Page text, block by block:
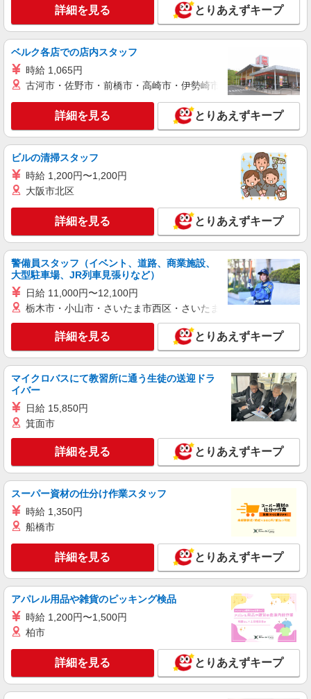
詳細を見る とりあえずキープ
ベルク各店での店内スタッフ
時給 1,065円
古河市・佐野市・前橋市・高崎市・伊勢崎市・太田市・館林市
詳細を見る とりあえずキープ
ビルの清掃スタッフ
時給 1,200円〜1,200円
大阪市北区
詳細を見る とりあえずキープ
警備員スタッフ（イベント、道路、商業施設、
大型駐車場、JR列車見張りなど）
日給 11,000円〜12,100円
栃木市・小山市・さいたま市西区・さいたま市岩槻区・久喜市・
詳細を見る とりあえずキープ
マイクロバスにて教習所に通う生徒の送迎ドラ
イバー
日給 15,850円
箕面市
詳細を見る とりあえずキープ
スーパー資材の仕分け作業スタッフ
時給 1,350円
船橋市
詳細を見る とりあえずキープ
アパレル用品や雑貨のピッキング検品
時給 1,200円〜1,500円
柏市
詳細を見る とりあえずキープ